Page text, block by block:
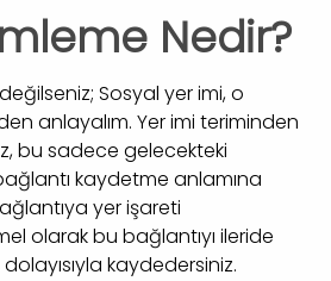
Nedir?
Sosyal yer imi, o
anlayalım. Yer imi teriminden
bu sadece gelecekteki
kaydetme anlamına
yer işareti
olarak bu bağlantıyı ileride
kaydedersiniz.